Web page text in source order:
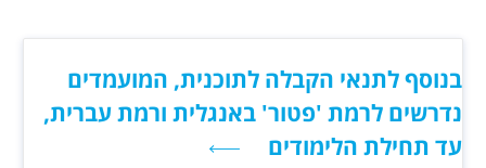
בנוסף לתנאי הקבלה לתוכנית, המועמדים
נדרשים לרמת 'פטור' באנגלית ורמת עברית,
עד תחילת הלימודים